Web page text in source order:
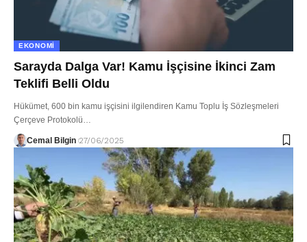
EKONOMI
Sarayda Dalga Var! Kamu İşçisine İkinci Zam
Teklifi Belli Oldu
Hükümet, 600 bin kamu işçisini ilgilendiren Kamu Toplu İş Sözleşmeleri
Çerçeve Protokolü…
Cemal Bilgin 27/06/2025